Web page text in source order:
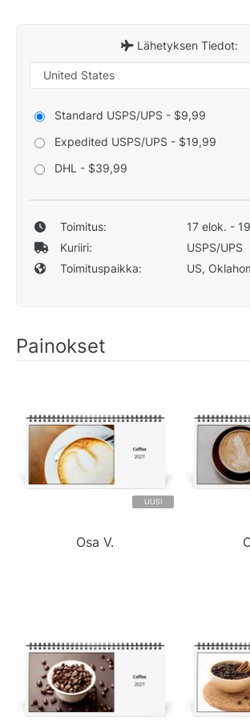
Lähetyksen Tiedot:
Standard USPS/UPS - $9,99
Expedited USPS/UPS - $19,99
DHL - $39,99
Toimitus:
17 elok. -
Kuriiri:
USPS/UPS
Toimituspaikka:
US,
Painokset
UUSI
Osa V.